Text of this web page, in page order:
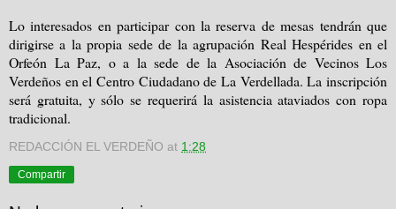
Lo interesados en participar con la reserva de mesas tendrán que
dirigirse a la propia sede de la agrupación Real Hespérides en el
Orfeón La Paz, o a la sede de la Asociación de Vecinos Los
Verdeños en el Centro Ciudadano de La Verdellada. La inscripción
será gratuita, y sólo se requerirá la asistencia ataviados con ropa
tradicional.
REDACCIÓN EL VERDEÑO at 1:28
Compartir